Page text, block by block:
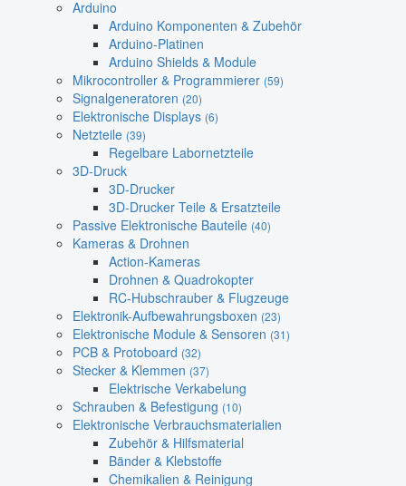
Arduino
Arduino Komponenten & Zubehör
Arduino-Platinen
Arduino Shields & Module
Mikrocontroller & Programmierer (59)
Signalgeneratoren (20)
Elektronische Displays (6)
Netzteile (39)
Regelbare Labornetzteile
3D-Druck
3D-Drucker
3D-Drucker Teile & Ersatzteile
Passive Elektronische Bauteile (40)
Kameras & Drohnen
Action-Kameras
Drohnen & Quadrokopter
RC-Hubschrauber & Flugzeuge
Elektronik-Aufbewahrungsboxen (23)
Elektronische Module & Sensoren (31)
PCB & Protoboard (32)
Stecker & Klemmen (37)
Elektrische Verkabelung
Schrauben & Befestigung (10)
Elektronische Verbrauchsmaterialien
Zubehör & Hilfsmaterial
Bänder & Klebstoffe
Chemikalien & Reinigung